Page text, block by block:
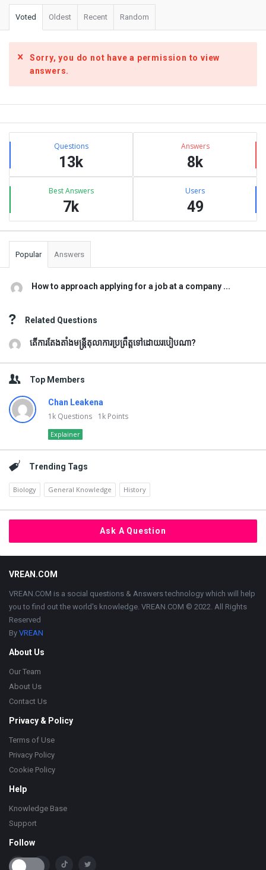
Voted Oldest Recent Random
Sorry, you do not have a permission to view
answers.
Sidebar
Stats Questions
13k
Answers
8k
Best Answers
7k
Users
49
Popular Answers
How to approach applying for a job at a company ...
Related Questions
តើការតែងតាំងមន្រ្តីតុលាការប្រព្រឹត្តទៅដោយរបៀបណា?
Top Members
Chan Leakena
1k Questions 1k Points
Explainer
Trending Tags
Biology General Knowledge History
Ask A Question
Footer
VREAN.COM
VREAN.COM is a social questions & Answers technology which will help
you to find out the world's knowledge. VREAN.COM © 2022. All Rights
Reserved
By VREAN
About Us
Our Team
About Us
Contact Us
Privacy & Policy
Terms of Use
Privacy Policy
Cookie Policy
Help
Knowledge Base
Support
Follow